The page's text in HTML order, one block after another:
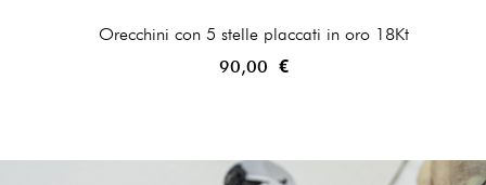
Orecchini con 5 stelle placcati in oro 18Kt
90,00 €